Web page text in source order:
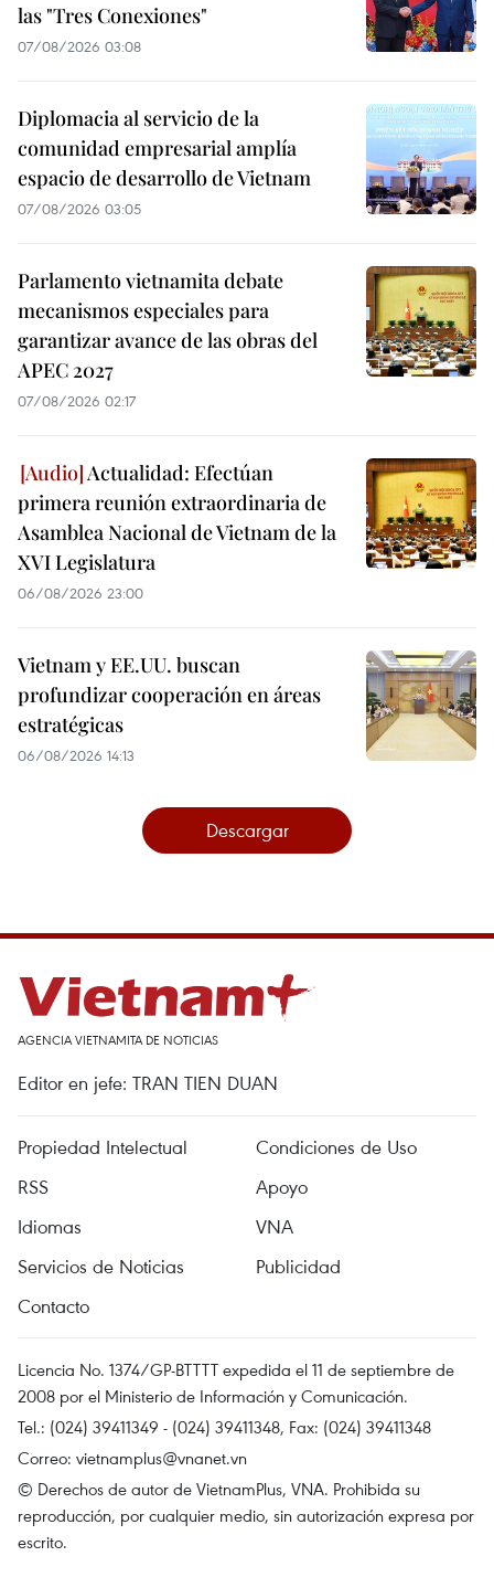
las "Tres Conexiones"
07/08/2026 03:08
Diplomacia al servicio de la
comunidad empresarial amplía
espacio de desarrollo de Vietnam
07/08/2026 03:05
Parlamento vietnamita debate
mecanismos especiales para
garantizar avance de las obras del
APEC 2027
07/08/2026 02:17
Actualidad: Efectúan
primera reunión extraordinaria de
Asamblea Nacional de Vietnam de la
XVI Legislatura
06/08/2026 23:00
Vietnam y EE.UU. buscan
profundizar cooperación en áreas
estratégicas
06/08/2026 14:13
Descargar
AGENCIA VIETNAMITA DE NOTICIAS
Editor en jefe: TRAN TIEN DUAN
Propiedad Intelectual
Condiciones de Uso
RSS
Apoyo
Idiomas
VNA
Servicios de Noticias
Publicidad
Contacto
Licencia No. 1374/GP-BTTTT expedida el 11 de septiembre de
2008 por el Ministerio de Información y Comunicación.
Tel.: (024) 39411349 - (024) 39411348, Fax: (024) 39411348
Correo: vietnamplus@vnanet.vn
© Derechos de autor de VietnamPlus, VNA. Prohibida su
reproducción, por cualquier medio, sin autorización expresa por
escrito.